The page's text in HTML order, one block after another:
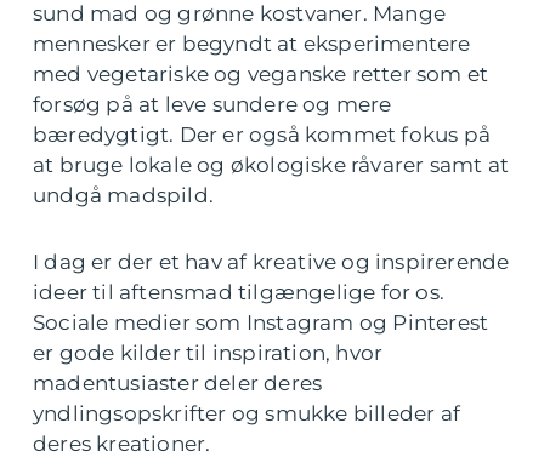
sund mad og grønne kostvaner. Mange
mennesker er begyndt at eksperimentere
med vegetariske og veganske retter som et
forsøg på at leve sundere og mere
bæredygtigt. Der er også kommet fokus på
at bruge lokale og økologiske råvarer samt at
undgå madspild.
I dag er der et hav af kreative og inspirerende
ideer til aftensmad tilgængelige for os.
Sociale medier som Instagram og Pinterest
er gode kilder til inspiration, hvor
madentusiaster deler deres
yndlingsopskrifter og smukke billeder af
deres kreationer.